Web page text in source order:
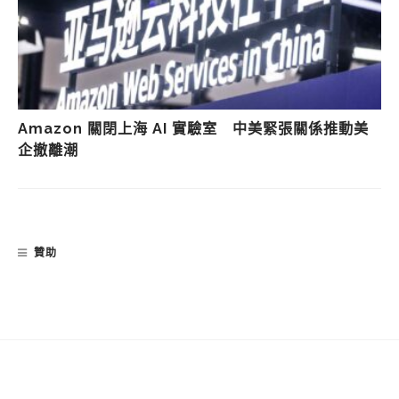
Amazon 關閉上海 AI 實驗室 中美緊張關係推動美
企撤離潮
贊助